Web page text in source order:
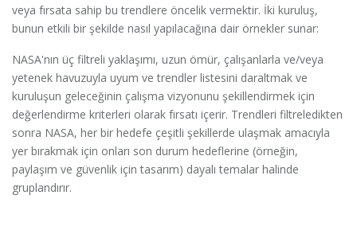
veya fırsata sahip bu trendlere öncelik vermektir. İki kuruluş,
bunun etkili bir şekilde nasıl yapılacağına dair örnekler sunar:
NASA'nın üç filtreli yaklaşımı, uzun ömür, çalışanlarla ve/veya
yetenek havuzuyla uyum ve trendler listesini daraltmak ve
kuruluşun geleceğinin çalışma vizyonunu şekillendirmek için
değerlendirme kriterleri olarak fırsatı içerir. Trendleri filtreledikten
sonra NASA, her bir hedefe çeşitli şekillerde ulaşmak amacıyla
yer bırakmak için onları son durum hedeflerine (örneğin,
paylaşım ve güvenlik için tasarım) dayalı temalar halinde
gruplandırır.